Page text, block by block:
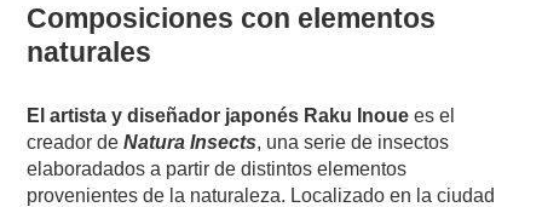
Composiciones con elementos
naturales
El artista y diseñador japonés Raku Inoue es el
creador de Natura Insects, una serie de insectos
elaboradados a partir de distintos elementos
provenientes de la naturaleza. Localizado en la ciudad